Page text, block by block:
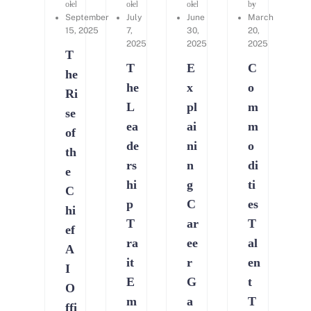
oleh
Sherry Zerh
September
15, 2025
T
he
Ri
se
of
th
e
C
hi
ef
A
I
O
ffi
oleh
Kerry Consulting
July
7,
2025
T
he
L
ea
de
rs
hi
p
T
ra
it
E
m
oleh
Kerry Consulting
June
30,
2025
E
x
pl
ai
ni
n
g
C
ar
ee
r
G
a
by
March
20,
2025
C
o
m
m
o
di
ti
es
T
al
en
t
T